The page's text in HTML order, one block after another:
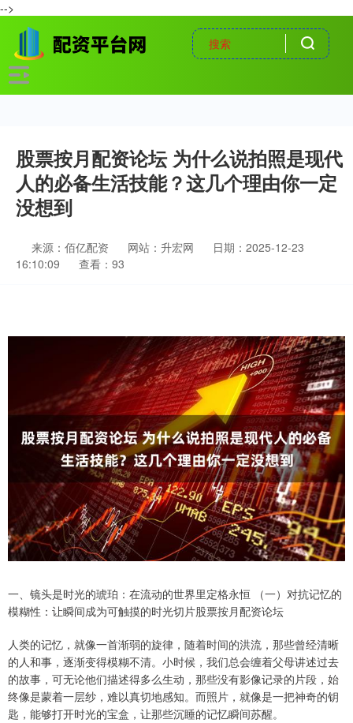
-->
股票按月配资论坛 为什么说拍照是现代
人的必备生活技能？这几个理由你一定
没想到
来源：佰亿配资 网站：升宏网
日期：2025-12-23
16:10:09
查看：93
一、镜头是时光的琥珀：在流动的世界里定格永恒 （一）对抗记忆的
模糊性：让瞬间成为可触摸的时光切片股票按月配资论坛
人类的记忆，就像一首渐弱的旋律，随着时间的洪流，那些曾经清晰
的人和事，逐渐变得模糊不清。小时候，我们总会缠着父母讲述过去
的故事，可无论他们描述得多么生动，那些没有影像记录的片段，始
终像是蒙着一层纱，难以真切地感知。而照片，就像是一把神奇的钥
匙，能够打开时光的宝盒，让那些沉睡的记忆瞬间苏醒。